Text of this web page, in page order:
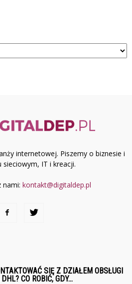
internetowej. Piszemy o biznesie i
sieciowym, IT i kreacji.
nami: kontakt@digitaldep.pl
SIĘ Z DZIAŁEM OBSŁUGI
CO ROBIĆ, GDY...